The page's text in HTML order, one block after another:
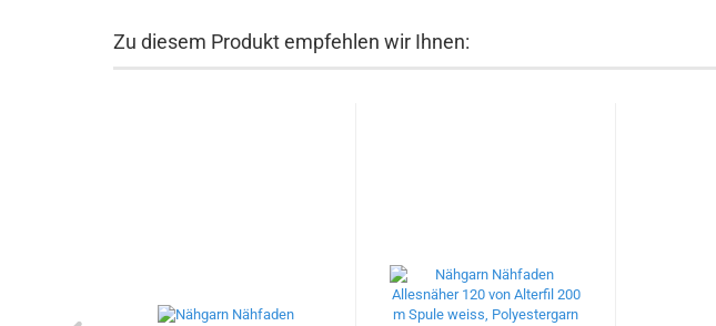
Zu diesem Produkt empfehlen wir Ihnen: